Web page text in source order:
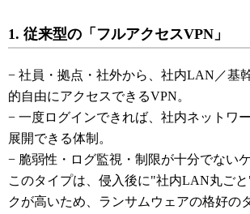
1. 従来型の「フルアクセスVPN」
− 社員・拠点・社外から、社内LAN／基
的自由にアクセスできるVPN。
− 一度ログインできれば、社内ネットワ
展開できる体制。
− 脆弱性・ログ監視・制限が十分でないケ
このタイプは、侵入後に"社内LAN丸ご
クが高いため、ランサムウェアの格好の